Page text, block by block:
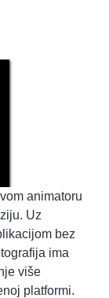
animatoru
Uz
bez
ima
više
platformi.